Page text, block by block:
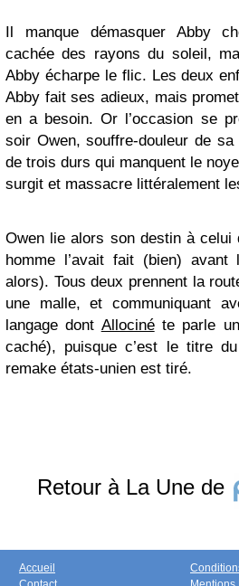
Il manque démasquer Abby
cachée des rayons du soleil,
Abby écharpe le flic. Les deux
Abby fait ses adieux, mais
en a besoin. Or l’occasion se
soir Owen, souffre-douleur de
de trois durs qui manquent le
surgit et massacre littéralement
Owen lie alors son destin à celui
homme l’avait fait (bien)
alors). Tous deux prennent la
une malle, et communiquant
langage dont Allocinéte parle un
caché), puisque c’est le titre
remake états-unien est tiré.
Retour à La Une de
Accueil